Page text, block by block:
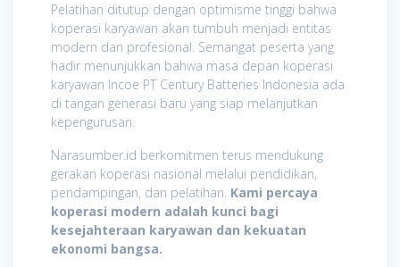
Pelatihan ditutup dengan optimisme tinggi bahwa
koperasi karyawan akan tumbuh menjadi entitas
modern dan profesional. Semangat peserta yang
hadir menunjukkan bahwa masa depan koperasi
karyawan Incoe PT Century Batteries Indonesia ada
di tangan generasi baru yang siap melanjutkan
kepengurusan.
Narasumber.id berkomitmen terus mendukung
gerakan koperasi nasional melalui pendidikan,
pendampingan, dan pelatihan. Kami percaya
koperasi modern adalah kunci bagi
kesejahteraan karyawan dan kekuatan
ekonomi bangsa.